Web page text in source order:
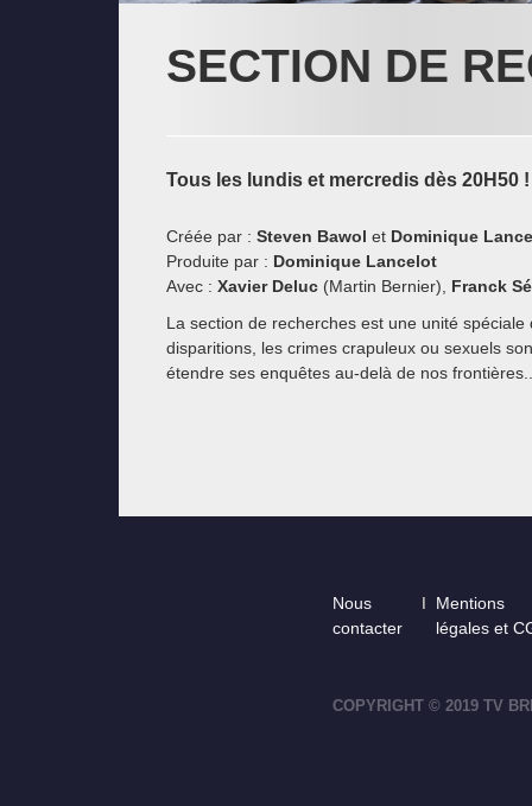
SECTION DE
Tous les lundis et mercredis dès 20H50 !
Créée par : Steven Bawol et Dominique
Produite par : Dominique Lancelot
Avec : Xavier Deluc (Martin Bernier), Franck
La section de recherches est une unité
disparitions, les crimes crapuleux ou sexuels
étendre ses enquêtes au-delà de nos
Footer
Nous
contacter
Mentions
légales et
COPYRIGHT © 2019 TV